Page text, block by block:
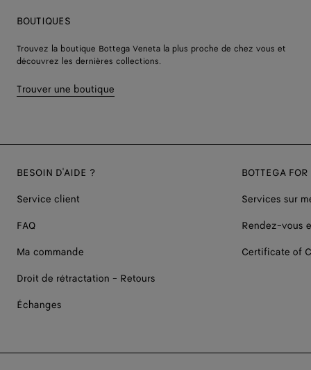
BOUTIQUES
Trouvez la boutique Bottega Veneta la plus proche de chez vous et
découvrez les dernières collections.
Trouver une boutique
BESOIN D'AIDE ?
Service client
FAQ
Ma commande
Droit de rétractation - Retours
Échanges
BOTTEGA FOR
Services sur
Rendez-vous
Certificate of